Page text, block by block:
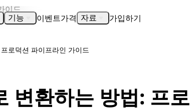
기능 이벤트가격 자료 가입하기
로덕션 파이프라인 가이드
변환하는 방법: 프로